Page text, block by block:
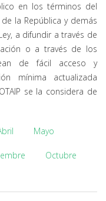
en los términos del
la República y demás
a difundir a través de
o a través de los
de fácil acceso y
mínima actualizada
se la considera de
Mayo
Octubre